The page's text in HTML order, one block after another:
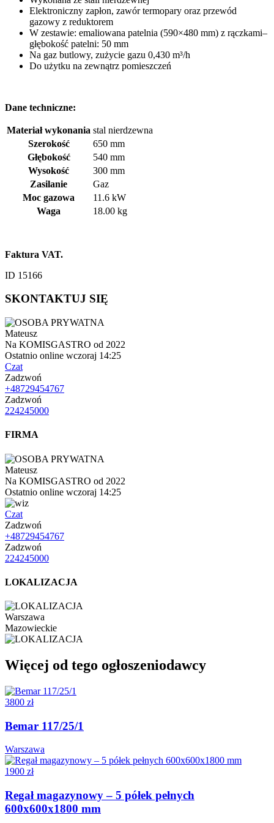
Elektroniczny zapłon, zawór termopary oraz przewód
gazowy z reduktorem
W zestawie: emaliowana patelnia (590×480 mm) z rączkami–
głębokość patelni: 50 mm
Na gaz butlowy, zużycie gazu 0,430 m³/h
Do użytku na zewnątrz pomieszczeń
Dane techniczne:
Materiał wykonania stal nierdzewna
Szerokość
650 mm
Głębokość
540 mm
Wysokość
300 mm
Zasilanie
Gaz
Moc gazowa
11.6 kW
Waga
18.00 kg
Faktura VAT.
ID 15166
SKONTAKTUJ SIĘ
Mateusz
Na KOMISGASTRO od 2022
Ostatnio online wczoraj 14:25
Czat
Zadzwoń
+48729454767
Zadzwoń
224245000
FIRMA
Mateusz
Na KOMISGASTRO od 2022
Ostatnio online wczoraj 14:25
Czat
Zadzwoń
+48729454767
Zadzwoń
224245000
LOKALIZACJA
Warszawa
Mazowieckie
Więcej od tego ogłoszeniodawcy
3800 zł
Bemar 117/25/1
Warszawa
1900 zł
Regał magazynowy – 5 półek pełnych
600x600x1800 mm